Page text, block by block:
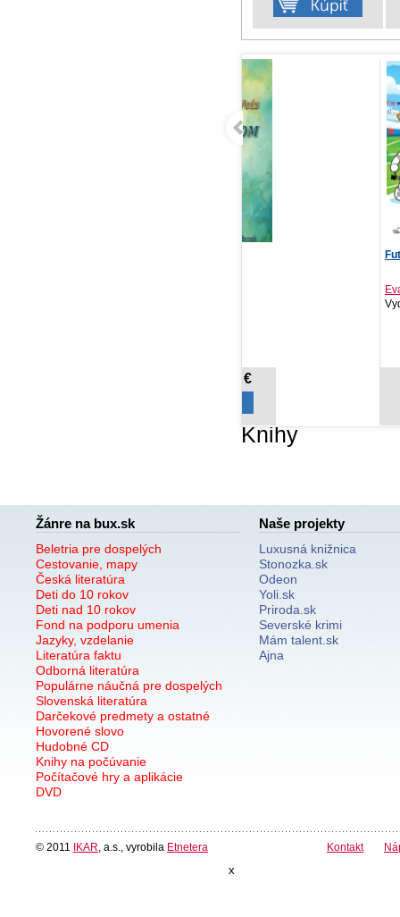
Knihy
Žánre na bux.sk
Beletria pre dospelých
Cestovanie, mapy
Česká literatúra
Deti do 10 rokov
Deti nad 10 rokov
Fond na podporu umenia
Jazyky, vzdelanie
Literatúra faktu
Odborná literatúra
Populárne náučná pre dospelých
Slovenská literatúra
Darčekové predmety a ostatné
Hovorené slovo
Hudobné CD
Knihy na počúvanie
Počítačové hry a aplikácie
DVD
Naše projekty
Luxusná knižnica
Stonozka.sk
Odeon
Yoli.sk
Priroda.sk
Severské krimi
Mám talent.sk
Ajna
© 2011 IKAR , a.s., vyrobila Etnetera Kontakt
x